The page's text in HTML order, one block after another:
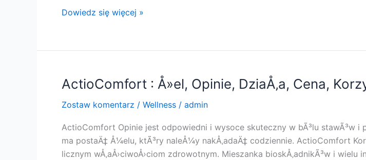
HairPerfecta
Recenzje,
SkÅ‚adniki,
KorzyÅ›ci,
DziaÅ‚a,
Kup
!!
Dowiedz się więcej »
ActioComfort : Å»el, Opinie, DziaÅ‚a, Cena,
Zostaw komentarz / Wellness / admin
ActioComfort Opinie jest odpowiedni i wysoce skuteczny w bÃ³lu stawÃ³w i
ma postaÄ‡ Å¼elu, ktÃ³ry naleÅ¼y nakÅ‚adaÄ‡ codziennie. ActioComfort
licznym wÅ‚aÅ›ciwoÅ›ciom zdrowotnym. Mieszanka bioskÅ‚adnikÃ³w i